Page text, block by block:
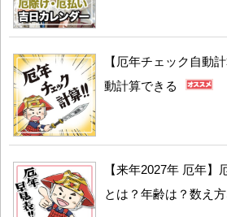
【厄年チェック自動
動計算できる
【来年2027年 厄年
とは？年齢は？数え